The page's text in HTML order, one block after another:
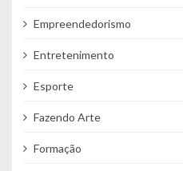
Empreendedorismo
Entretenimento
Esporte
Fazendo Arte
Formação